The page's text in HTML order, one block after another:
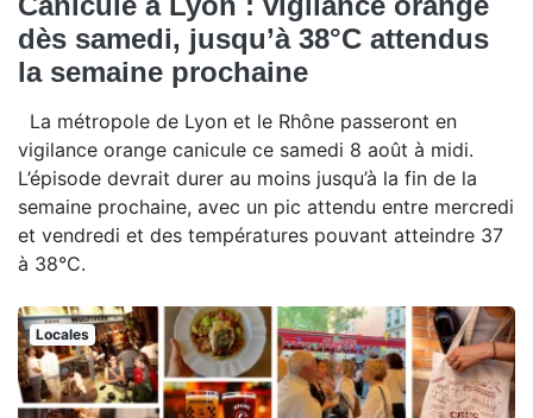
dès samedi, jusqu’à 38°C attendus
la semaine prochaine
La métropole de Lyon et le Rhône passeront en
vigilance orange canicule ce samedi 8 août à midi.
L’épisode devrait durer au moins jusqu’à la fin de la
semaine prochaine, avec un pic attendu entre mercredi
et vendredi et des températures pouvant atteindre 37
à 38°C.
Locales